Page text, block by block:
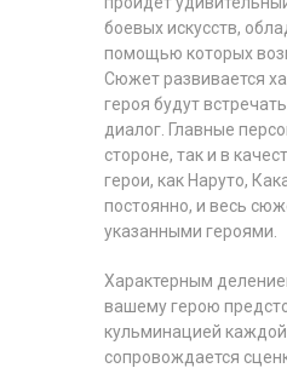
боевых искусств,
помощью которых
Сюжет развивается
героя будут
диалог. Главные
стороне, так и в
герои, как Наруто,
постоянно, и весь
указанными героями.
Характерным
вашему герою
кульминацией
сопровождается